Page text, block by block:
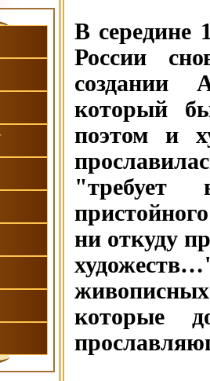
В середине
России
создании
который
поэтом и
"требует
ни откуду
которые